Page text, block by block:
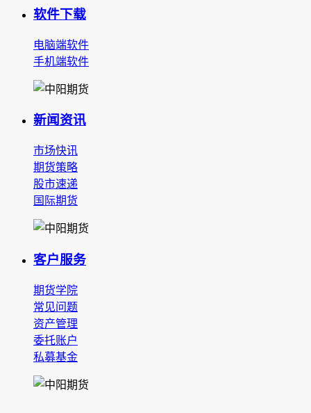
软件下载
电脑端软件
手机端软件
新闻资讯
市场快讯
期货策略
股市速递
国际期货
客户服务
期货学院
常见问题
资产管理
委托账户
私募基金